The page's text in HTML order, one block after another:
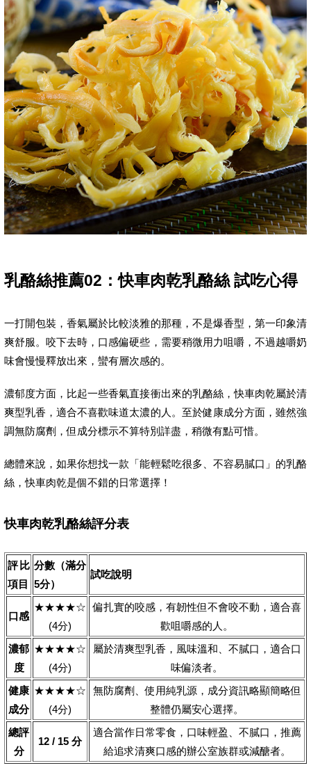
乳酪絲推薦02：快車肉乾乳酪絲 試吃心得
一打開包裝，香氣屬於比較淡雅的那種，不是爆香型，第一印象清
爽舒服。咬下去時，口感偏硬些，需要稍微用力咀嚼，不過越嚼奶
味會慢慢釋放出來，蠻有層次感的。
濃郁度方面，比起一些香氣直接衝出來的乳酪絲，快車肉乾屬於清
爽型乳香，適合不喜歡味道太濃的人。至於健康成分方面，雖然強
調無防腐劑，但成分標示不算特別詳盡，稍微有點可惜。
總體來說，如果你想找一款「能輕鬆吃很多、不容易膩口」的乳酪
絲，快車肉乾是個不錯的日常選擇！
快車肉乾乳酪絲評分表
評比
項目
分數（滿分
5分）
試吃說明
口感
★★★★☆
(4分)
偏扎實的咬感，有韌性但不會咬不動，適合喜
歡咀嚼感的人。
濃郁
度
★★★★☆
(4分)
屬於清爽型乳香，風味溫和、不膩口，適合口
味偏淡者。
健康
成分
★★★★☆
(4分)
無防腐劑、使用純乳源，成分資訊略顯簡略但
整體仍屬安心選擇。
總評
分
12 / 15 分
適合當作日常零食，口味輕盈、不膩口，推薦
給追求清爽口感的辦公室族群或減醣者。